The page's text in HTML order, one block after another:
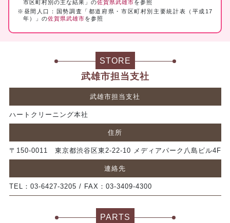
市区町村別の主な結果」の佐賀県武雄市を参照
※昼間人口：国勢調査「都道府県・市区町村別主要統計表（平成17
年）」の佐賀県武雄市を参照
STORE
武雄市担当支社
武雄市担当支社
ハートクリーニング本社
住所
〒150-0011 東京都渋谷区東2-22-10 メディアパーク八島ビル4F
連絡先
TEL：03-6427-3205 / FAX：03-3409-4300
PARTS